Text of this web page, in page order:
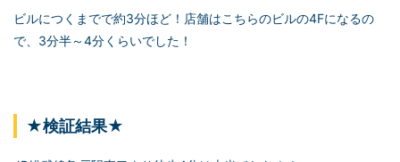
ビルにつくまでで約3分ほど！店舗はこちらのビルの4Fになるの
で、3分半～4分くらいでした！
★検証結果★